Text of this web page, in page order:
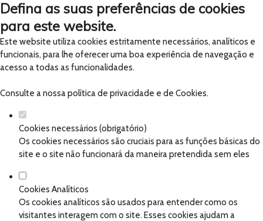
Defina as suas preferências de cookies
para este website.
Este website utiliza cookies estritamente necessários, analíticos e
funcionais, para lhe oferecer uma boa experiência de navegação e
acesso a todas as funcionalidades.
Consulte a nossapolítica de privacidade e de Cookies.
Cookies necessários (obrigatório)
Os cookies necessários são cruciais para as funções básicas do
site e o site não funcionará da maneira pretendida sem eles
Cookies Analíticos
Os cookies analíticos são usados para entender como os
visitantes interagem com o site. Esses cookies ajudam a